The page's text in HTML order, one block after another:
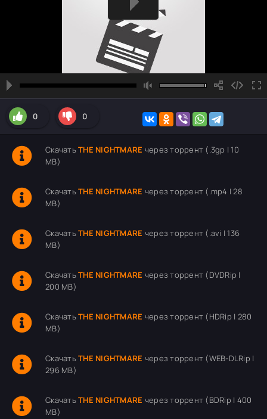
0 0
СкачатьTHE NIGHTMARE через торрент (.3gp | 10
MB)
СкачатьTHE NIGHTMARE через торрент (.mp4 | 28
MB)
СкачатьTHE NIGHTMARE через торрент (.avi | 136
MB)
СкачатьTHE NIGHTMARE через торрент (DVDRip |
200 MB)
СкачатьTHE NIGHTMARE через торрент (HDRip | 280
MB)
СкачатьTHE NIGHTMARE через торрент (WEB-DLRip |
296 MB)
СкачатьTHE NIGHTMARE через торрент (BDRip | 400
MB)